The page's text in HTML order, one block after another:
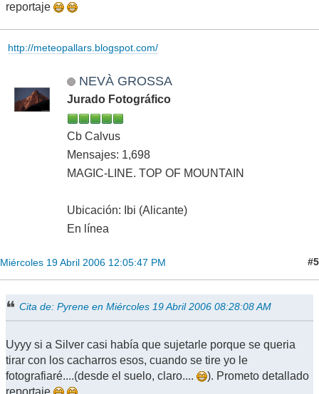
reportaje
http://meteopallars.blogspot.com/
NEVÀ GROSSA
Jurado Fotográfico
Cb Calvus
Mensajes: 1,698
MAGIC-LINE. TOP OF MOUNTAIN
Ubicación: Ibi (Alicante)
En línea
Miércoles 19 Abril 2006 12:05:47 PM #5
Cita de: Pyrene en Miércoles 19 Abril 2006 08:28:08 AM
Uyyy si a Silver casi había que sujetarle porque se queria
tirar con los cacharros esos, cuando se tire yo le
fotografiaré....(desde el suelo, claro....
). Prometo detallado
reportaje